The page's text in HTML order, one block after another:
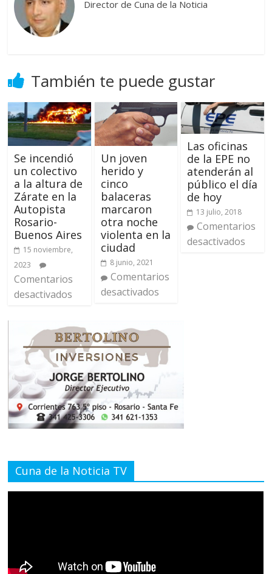
Director de Cuna de la Noticia
También te puede gustar
Se incendió
un colectivo
a la altura de
Zárate en la
Autopista
Rosario-
Buenos Aires
15 noviembre,
2023
Comentarios
desactivados
Un joven
herido y
cinco
balaceras
marcaron
otra noche
violenta en la
ciudad
8 junio, 2021
Comentarios
desactivados
Las oficinas
de la EPE no
atenderán al
público el día
de hoy
13 julio, 2018
Comentarios
desactivados
Cuna de la Noticia TV